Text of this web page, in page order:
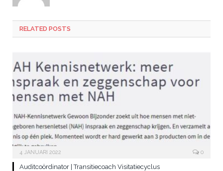
RELATED POSTS
4 JANUARI 2022 0
Auditcoördinator | Transitiecoach Visitatiecyclus